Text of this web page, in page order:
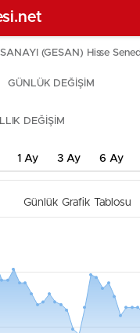
(GESAN) Hisse
GÜNLÜK DEĞİŞİM
DEĞİŞİM
1 Ay 3 Ay 6 Ay
Günlük Grafik Tablosu